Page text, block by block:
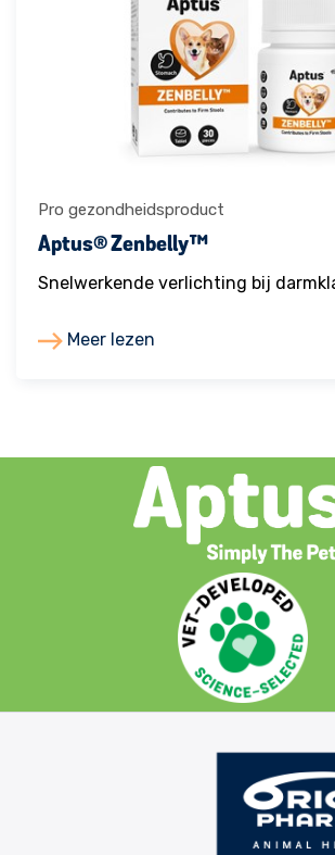
Pro gezondheidsproduct
Aptus® Zenbelly™
Snelwerkende verlichting bij
Meer lezen